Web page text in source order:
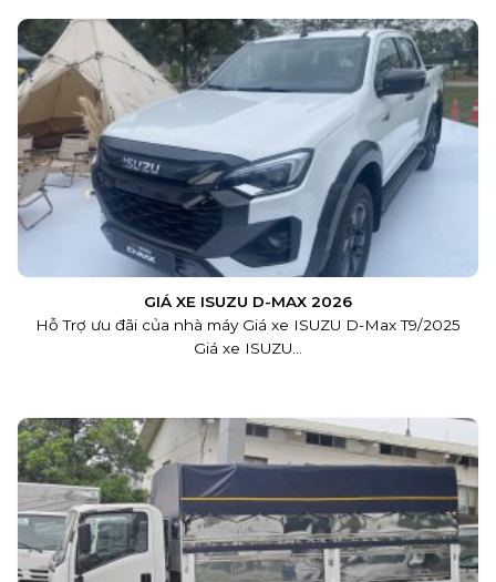
GIÁ XE ISUZU D-MAX 2026
Hỗ Trợ ưu đãi của nhà máy Giá xe ISUZU D-Max T9/2025
Giá xe ISUZU...